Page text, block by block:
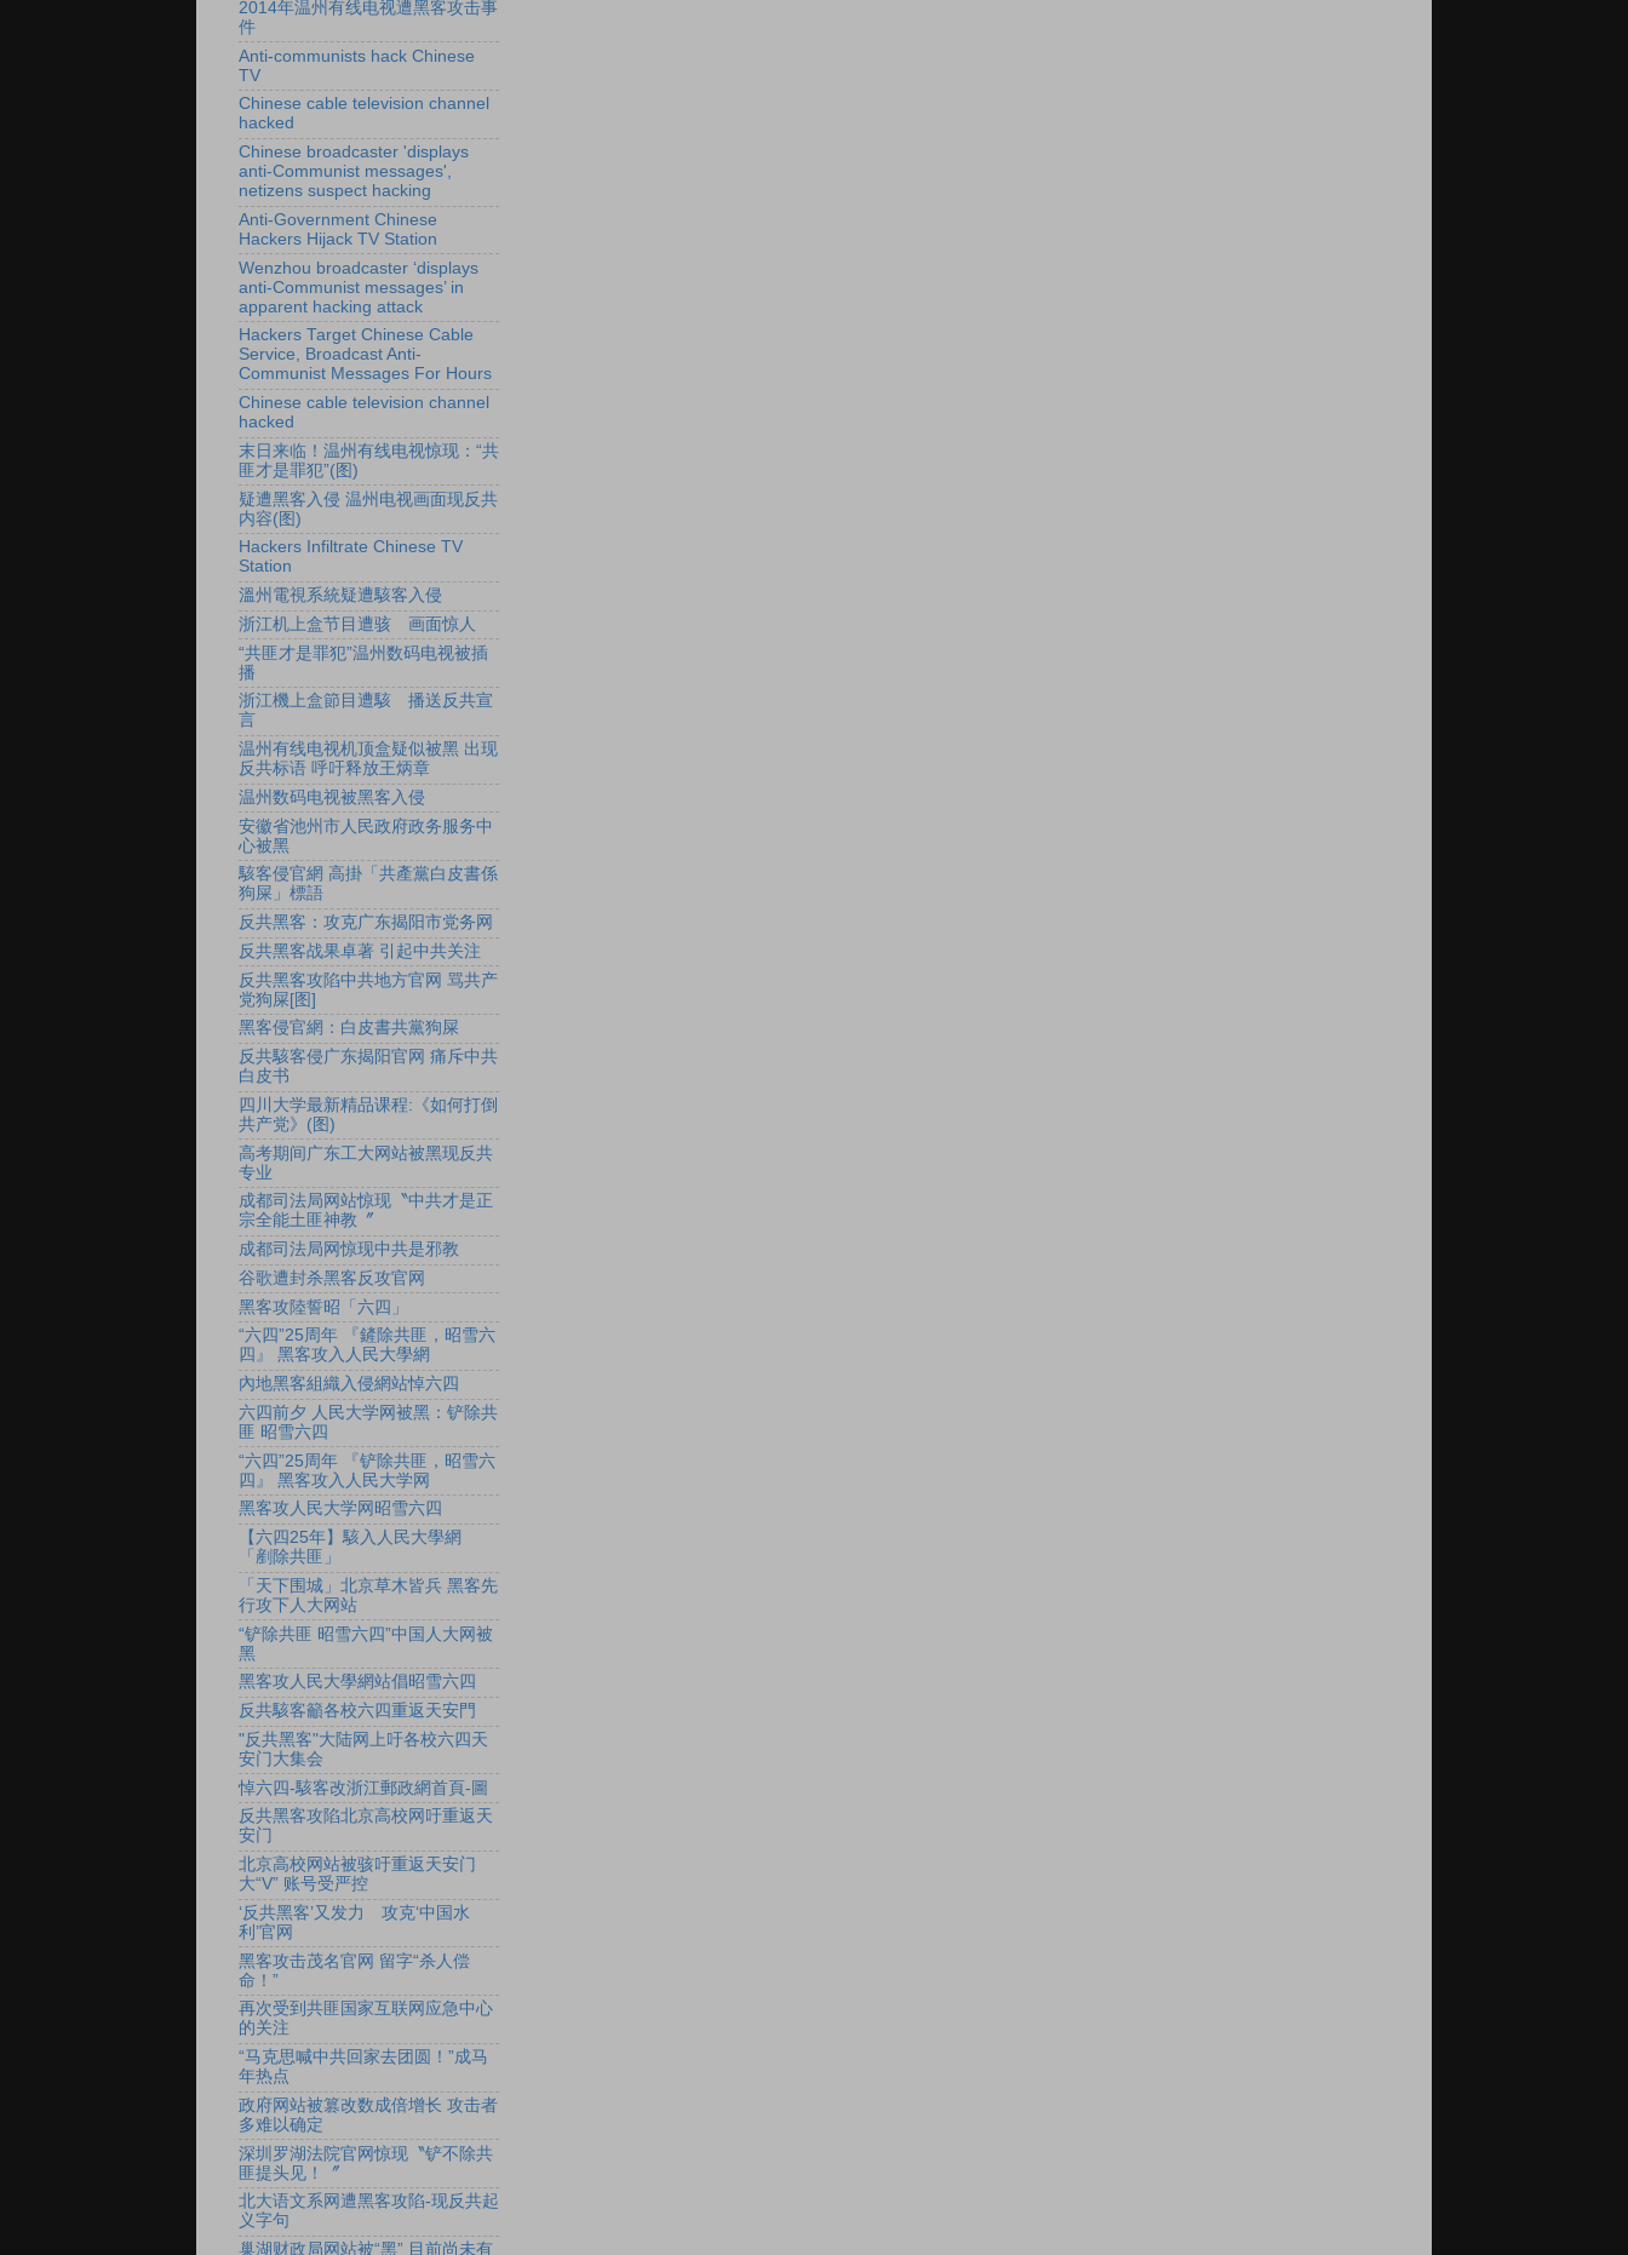
2014年温州有线电视遭黑客攻击事
件
Anti-communists hack Chinese
TV
Chinese cable television channel
hacked
Chinese broadcaster 'displays
anti-Communist messages',
netizens suspect hacking
Anti-Government Chinese
Hackers Hijack TV Station
Wenzhou broadcaster ‘displays
anti-Communist messages’ in
apparent hacking attack
Hackers Target Chinese Cable
Service, Broadcast Anti-
Communist Messages For Hours
Chinese cable television channel
hacked
末日来临！温州有线电视惊现：“共
匪才是罪犯”(图)
疑遭黑客入侵 温州电视画面现反共
内容(图)
Hackers Infiltrate Chinese TV
Station
溫州電視系統疑遭駭客入侵
浙江机上盒节目遭骇 画面惊人
“共匪才是罪犯”温州数码电视被插
播
浙江機上盒節目遭駭 播送反共宣
言
温州有线电视机顶盒疑似被黑 出现
反共标语 呼吁释放王炳章
温州数码电视被黑客入侵
安徽省池州市人民政府政务服务中
心被黑
駭客侵官網 高掛「共產黨白皮書係
狗屎」標語
反共黑客：攻克广东揭阳市党务网
反共黑客战果卓著 引起中共关注
反共黑客攻陷中共地方官网 骂共产
党狗屎[图]
黑客侵官網：白皮書共黨狗屎
反共駭客侵广东揭阳官网 痛斥中共
白皮书
四川大学最新精品课程:《如何打倒
共产党》(图)
高考期间广东工大网站被黑现反共
专业
成都司法局网站惊现〝中共才是正
宗全能土匪神教〞
成都司法局网惊现中共是邪教
谷歌遭封杀黑客反攻官网
黑客攻陸誓昭「六四」
“六四”25周年 『鏟除共匪，昭雪六
四』 黑客攻入人民大學網
內地黑客組織入侵網站悼六四
六四前夕 人民大学网被黑：铲除共
匪 昭雪六四
“六四”25周年 『铲除共匪，昭雪六
四』 黑客攻入人民大学网
黑客攻人民大学网昭雪六四
【六四25年】駭入人民大學網
「剷除共匪」
「天下围城」北京草木皆兵 黑客先
行攻下人大网站
“铲除共匪 昭雪六四”中国人大网被
黑
黑客攻人民大學網站倡昭雪六四
反共駭客籲各校六四重返天安門
"反共黑客"大陆网上吁各校六四天
安门大集会
悼六四-駭客改浙江郵政網首頁-圖
反共黑客攻陷北京高校网吁重返天
安门
北京高校网站被骇吁重返天安门
大“V” 账号受严控
‘反共黑客’又发力 攻克‘中国水
利’官网
黑客攻击茂名官网 留字“杀人偿
命！”
再次受到共匪国家互联网应急中心
的关注
“马克思喊中共回家去团圆！”成马
年热点
政府网站被篡改数成倍增长 攻击者
多难以确定
深圳罗湖法院官网惊现〝铲不除共
匪提头见！〞
北大语文系网遭黑客攻陷-现反共起
义字句
巢湖财政局网站被“黑” 目前尚未有